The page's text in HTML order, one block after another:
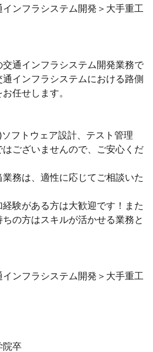
インフラシステム開発＞大手重工
通インフラシステム開発業務で
インフラシステムにおける路側
任せします。
フトウェア設計、テスト管理
ございませんので、ご安心くだ
業務は、適性に応じてご相談いた
験がある方は大歓迎です！また
の方はスキルが活かせる業務と
インフラシステム開発＞大手重工
院卒